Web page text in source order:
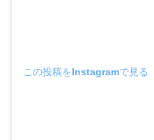
この投稿をInstagramで見る